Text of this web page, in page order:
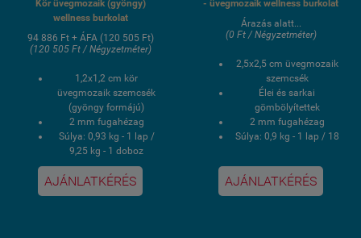
Kör üvegmozaik (gyöngy)
wellness burkolat
94 886 Ft + ÁFA (120 505 Ft)
(120 505 Ft / Négyzetméter)
1,2x1,2 cm kör
üvegmozaik szemcsék
(gyöngy formájú)
2 mm fugahézag
Súlya: 0,93 kg - 1 lap /
9,25 kg - 1 doboz
1 doboz 1 négyzetmér /
10 lap
Hálós kasírozás
AJÁNLATKÉRÉS
- üvegmozaik wellness burkolat
Árazás alatt...
(0 Ft / Négyzetméter)
2,5x2,5 cm üvegmozaik
szemcsék
Élei és sarkai
gömbölyítettek
2 mm fugahézag
Súlya: 0,9 kg - 1 lap / 18
1 doboz 2 négyzetmér /
20 lap
Hálós kasírozás
AJÁNLATKÉRÉS